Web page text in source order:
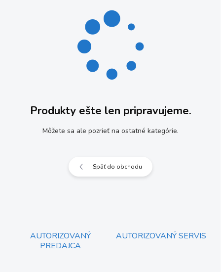
Produkty ešte len pripravujeme.
Môžete sa ale pozrieť na ostatné kategórie.
Späť do obchodu
AUTORIZOVANÝ
PREDAJCA
AUTORIZOVANÝ SERVIS